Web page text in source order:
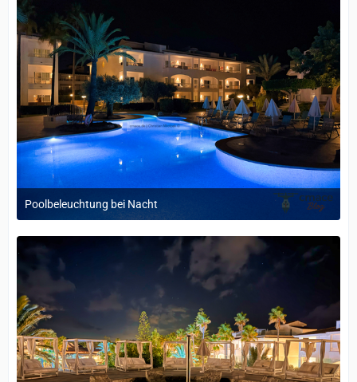
Poolbeleuchtung bei Nacht
29. September 2025 um 15:50